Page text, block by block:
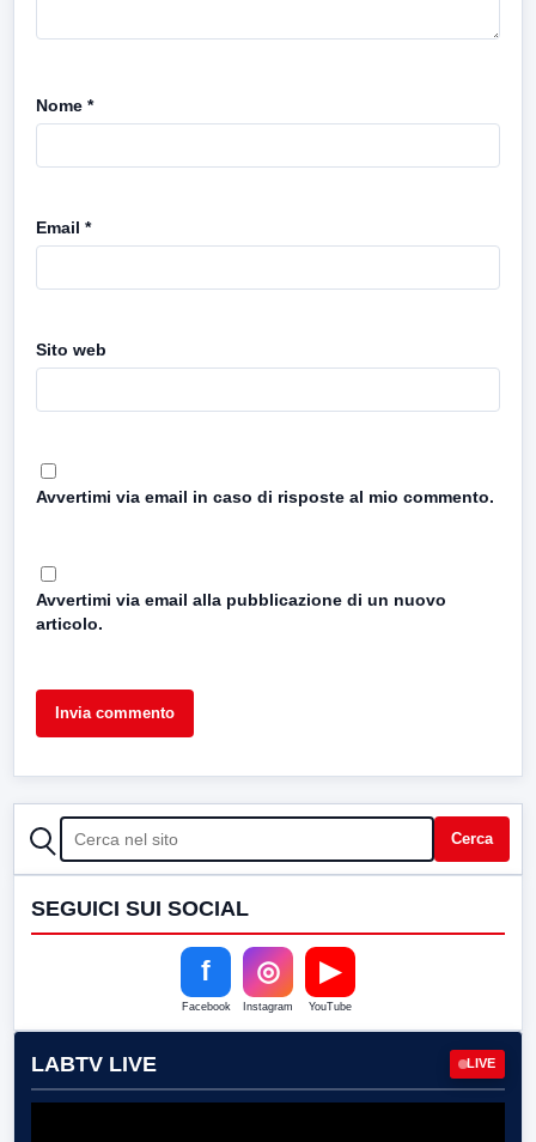
Nome *
Email *
Sito web
Avvertimi via email in caso di risposte al mio commento.
Avvertimi via email alla pubblicazione di un nuovo
articolo.
CERCA Cerca
SEGUICI SUI SOCIAL
f
Facebook
◎
Instagram
▶
YouTube
LABTV LIVE LIVE